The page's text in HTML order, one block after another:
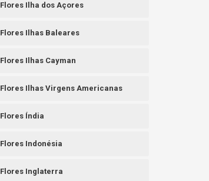
Flores Ilha dos Açores
Flores Ilhas Baleares
Flores Ilhas Cayman
Flores Ilhas Virgens Americanas
Flores Índia
Flores Indonésia
Flores Inglaterra